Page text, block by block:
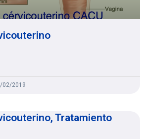
02/2019
Tratamiento